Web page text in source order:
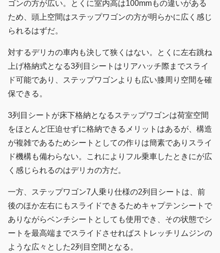
ゴンの方が広い。とくに室内高は100mmもの違いがある
ため、頭上空間はステップワゴンの方が明らかに広く感じ
られるはずだ。
対するデリカの車内も決して狭くはない。とくに左右跳ね
上げ格納式となる3列目シートはリアハッチ際までスライ
ド可能であり、ステップワゴンよりも広い膝周り空間を確
保できる。
3列目シートが床下格納となるステップワゴンは荷室空間
をほとんど圧迫せずに格納できるメリットはあるが、構造
が複雑であるためシートとしての作りは簡素でありスライ
ド機構も備わらない。これによりフル乗車したときにが広
く感じられるのはデリカの方だ。
一方、ステップワゴン7人乗り仕様の2列目シートは、前
後のほか左右にもスライドできるためキャプテンシートで
ありながらベンチシートとしても使用でき、その状態でシ
ートを最高端までスライドさせればストレッチリムジンの
ような広々とした2列目空間となる。